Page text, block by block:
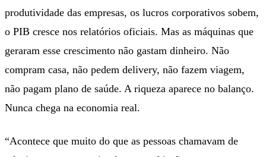
produtividade das empresas, os lucros corporativos sobem,
o PIB cresce nos relatórios oficiais. Mas as máquinas que
geraram esse crescimento não gastam dinheiro. Não
compram casa, não pedem delivery, não fazem viagem,
não pagam plano de saúde. A riqueza aparece no balanço.
Nunca chega na economia real.
“Acontece que muito do que as pessoas chamavam de